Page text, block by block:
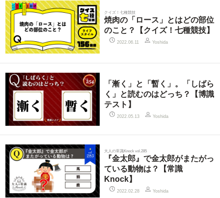
クイズ！七種競技
焼肉の「ロース」とはどの部位
のこと？【クイズ！七種競技】
2022.06.11 Yoshida
「漸く」と「暫く」。「しばら
く」と読むのはどっち？【博識
テスト】
2022.05.13 Yoshida
大人の常識Knock vol.285
『金太郎』で金太郎がまたがっ
ている動物は？【常識
Knock】
2022.02.28 Yoshida